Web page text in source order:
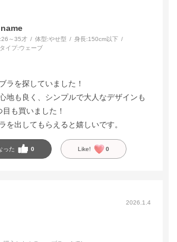
26～35才 体型:やせ型 身長:150cm以下
イプ:ウェーブ
ラを探していました！
地も良く、シンプルで大人なデザインも
も買いました！
を出してもらえると嬉しいです。
った 0 Like! 0
2026.1.4